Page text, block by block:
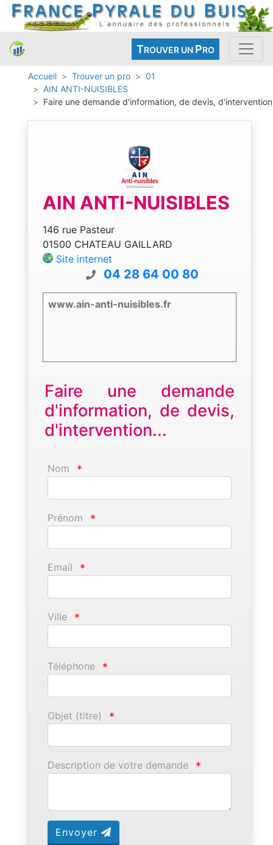
TROUVER UN PRO
Accueil Trouver un pro
01
AIN ANTI-NUISIBLES
Faire une demande d'information, de devis, d'intervention
AIN ANTI-NUISIBLES
146 rue Pasteur
01500 CHATEAU GAILLARD
Site internet
04 28 64 00 80
www.ain-anti-nuisibles.fr
Faire une demande
d'information, de devis,
d'intervention...
Nom *
Prénom *
Email *
Ville *
Téléphone *
Objet (titre) *
Description de votre demande *
Envoyer